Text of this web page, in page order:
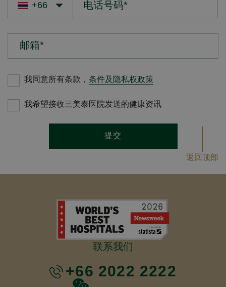
邮箱*
我同意所有条款， 条件及隐私权政策
我希望接收三美泰医院发送的健康资讯
提交
返回顶部
联系我们
+66 2022 2222